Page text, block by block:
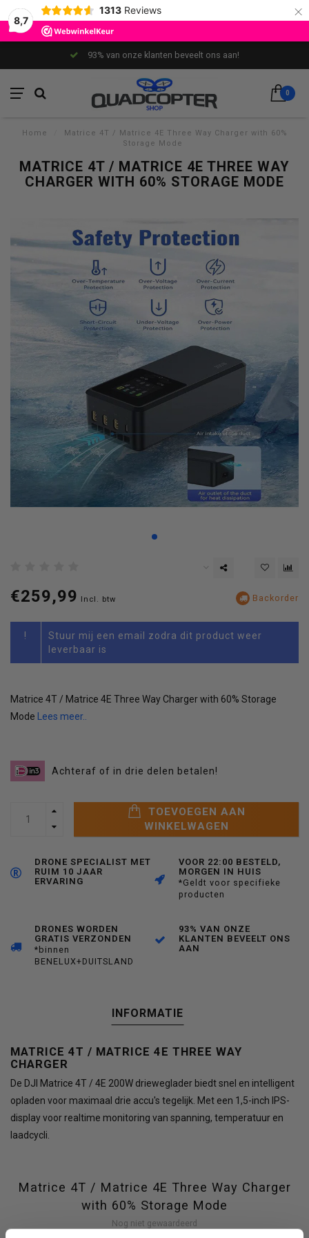
8,7
1313 Reviews ×
93% van onze klanten beveelt ons aan!
0
Home
Matrice 4T / Matrice 4E Three Way Charger with 60%
Storage Mode
MATRICE 4T / MATRICE 4E THREE WAY
CHARGER WITH 60% STORAGE MODE
€259,99 Incl. btw Backorder
!
Stuur mij een email zodra dit product weer
leverbaar is
Matrice 4T / Matrice 4E Three Way Charger with 60% Storage
Mode Lees meer..
Achteraf of in drie delen betalen!
TOEVOEGEN AAN
WINKELWAGEN
DRONE SPECIALIST MET
RUIM 10 JAAR
ERVARING
VOOR 22:00 BESTELD,
MORGEN IN HUIS
*Geldt voor specifieke
producten
DRONES WORDEN
GRATIS VERZONDEN
*binnen
BENELUX+DUITSLAND
93% VAN ONZE
KLANTEN BEVEELT ONS
AAN
INFORMATIE
MATRICE 4T / MATRICE 4E THREE WAY
CHARGER
De DJI Matrice 4T / 4E 200W drieweglader biedt snel en intelligent
opladen voor maximaal drie accu's tegelijk. Met een 1,5-inch IPS-
display voor realtime monitoring van spanning, temperatuur en
laadcycli.
Matrice 4T / Matrice 4E Three Way Charger
with 60% Storage Mode
Nog niet gewaardeerd